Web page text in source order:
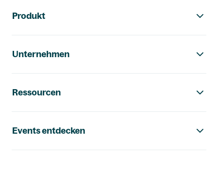
Produkt
Unternehmen
Ressourcen
Events entdecken